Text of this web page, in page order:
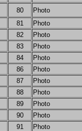
80
Photo
81
Photo
82
Photo
83
Photo
84
Photo
86
Photo
87
Photo
88
Photo
89
Photo
90
Photo
91
Photo